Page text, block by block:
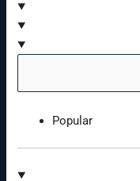
Popular